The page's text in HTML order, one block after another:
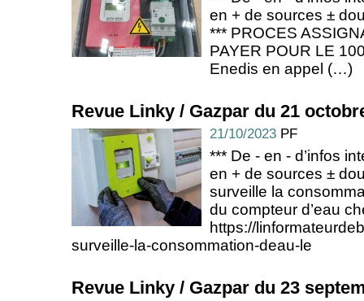
en + de sources ±
*** PROCES
PAYER POUR LE
Enedis en appel (…)
Revue Linky / Gazpar du 21
21/10/2023 PF
*** De - en - d’infos
en + de sources ±
surveille la
du compteur d’eau
https://
surveille-la-consommation-deau-le
Revue Linky / Gazpar du 23